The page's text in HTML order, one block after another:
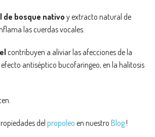
de bosque nativo y extracto natural de
las cuerdas vocales.
contribuyen a aliviar las afecciones de la
antiséptico bucofaringeo, en la halitosis
del propoleo en nuestro Blog!